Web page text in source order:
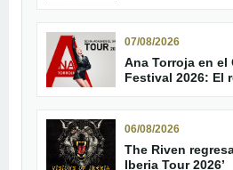
07/08/2026
Ana Torroja en el
Festival 2026: El
06/08/2026
The Riven
Iberia Tour 2026’